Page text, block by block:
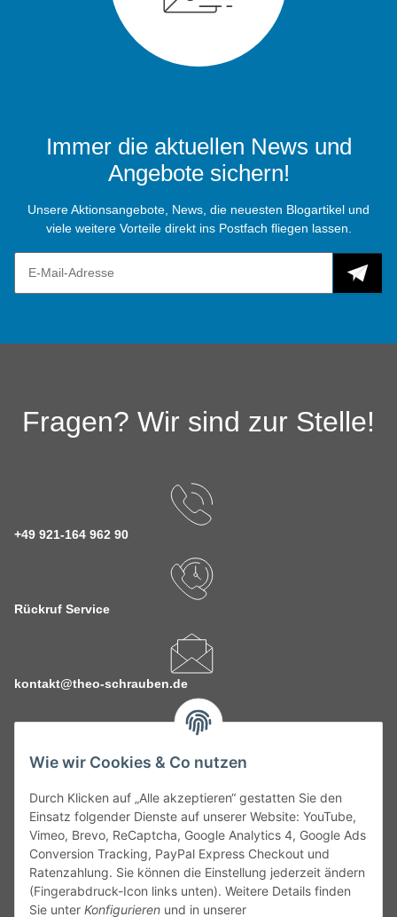
Wie wir Cookies & Co nutzen
Durch Klicken auf „Alle akzeptieren“ gestatten Sie den
Einsatz folgender Dienste auf unserer Website: YouTube,
Vimeo, Brevo, ReCaptcha, Google Analytics 4, Google Ads
Conversion Tracking, PayPal Express Checkout und
Ratenzahlung. Sie können die Einstellung jederzeit ändern
(Fingerabdruck-Icon links unten). Weitere Details finden
Sie unter Konfigurieren und in unserer
Immer die aktuellen News und
Angebote sichern!
Unsere Aktionsangebote, News, die neuesten Blogartikel und
viele weitere Vorteile direkt ins Postfach fliegen lassen.
Fragen? Wir sind zur Stelle!
+49 921-164 962 90
Rückruf Service
kontakt@theo-schrauben.de
Service
Gesetzliche Informationen
Alle technischen Angaben ohne Gewähr. Irrtümer und fehlerhafte